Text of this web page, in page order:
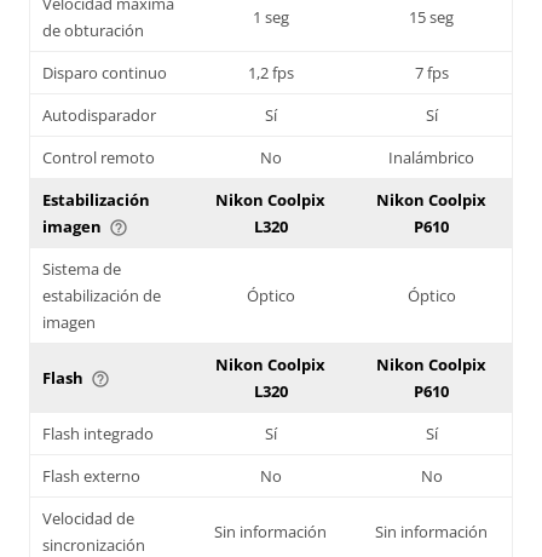
de obturación
1 seg 15 seg
Disparo continuo 1,2 fps
7 fps
Autodisparador
Sí
Sí
Control remoto
No
Inalámbrico
Estabilización
imagen help_outline
Nikon Coolpix
L320
Nikon Coolpix
P610
Sistema de
estabilización de
imagen
Óptico Óptico
Flash help_outline
Nikon Coolpix
L320
Nikon Coolpix
P610
Flash integrado
Sí
Sí
Flash externo
No
No
Velocidad de
sincronización
Sin información Sin información